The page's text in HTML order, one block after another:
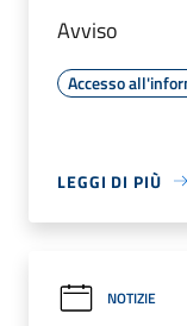
Avviso
Accesso
LEGGI DI PIÙ
NOTIZIE